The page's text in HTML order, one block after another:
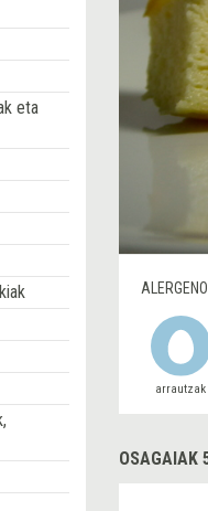
eta
arrautzak
OSAGAIAK